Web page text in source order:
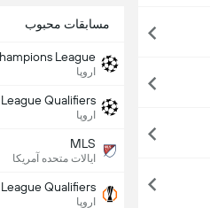
مسابقات محبوب
League
اروپا
Qualifiers
اروپا
MLS
ایالات متحده آمریکا
Qualifiers
اروپا